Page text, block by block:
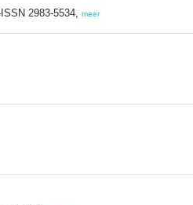
2983-5534, meer